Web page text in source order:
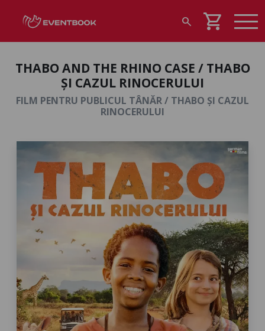
search shopping_cart
THABO AND THE RHINO CASE / THABO
ȘI CAZUL RINOCERULUI
FILM PENTRU PUBLICUL TÂNĂR / THABO ȘI CAZUL
RINOCERULUI